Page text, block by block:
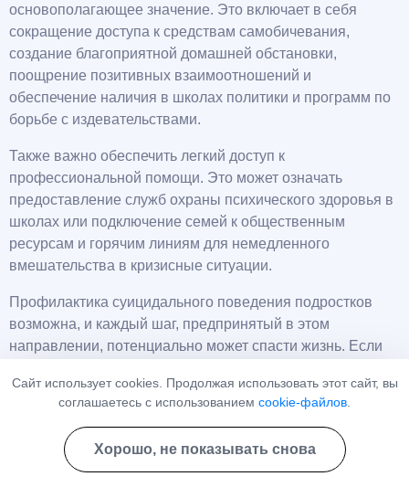
основополагающее значение. Это включает в себя
сокращение доступа к средствам самобичевания,
создание благоприятной домашней обстановки,
поощрение позитивных взаимоотношений и
обеспечение наличия в школах политики и программ по
борьбе с издевательствами.
Также важно обеспечить легкий доступ к
профессиональной помощи. Это может означать
предоставление служб охраны психического здоровья в
школах или подключение семей к общественным
ресурсам и горячим линиям для немедленного
вмешательства в кризисные ситуации.
Профилактика суицидального поведения подростков
возможна, и каждый шаг, предпринятый в этом
направлении, потенциально может спасти жизнь. Если
важно действовать немедленно. Протяните руку
помощи, выслушайте, продемонстрируйте свою заботу и
получите профессиональную помощь.
Мы надеемся, что в этом руководстве представлен
Сайт использует cookies. Продолжая использовать этот сайт, вы
соглашаетесь с использованием cookie-файлов
Хорошо, не показывать снова